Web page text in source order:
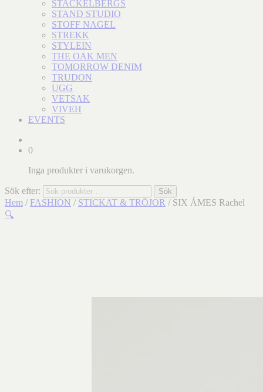
STACKELBERGS
STAND STUDIO
STOFF NAGEL
STREKK
STYLEIN
THE OAK MEN
TOMORROW DENIM
TRUDON
UGG
VETSAK
VIVEH
EVENTS
0
Inga produkter i varukorgen.
Sök efter: Sök
Hem / FASHION / STICKAT & TRÖJOR / SIX ÁMES Rachel
🔍